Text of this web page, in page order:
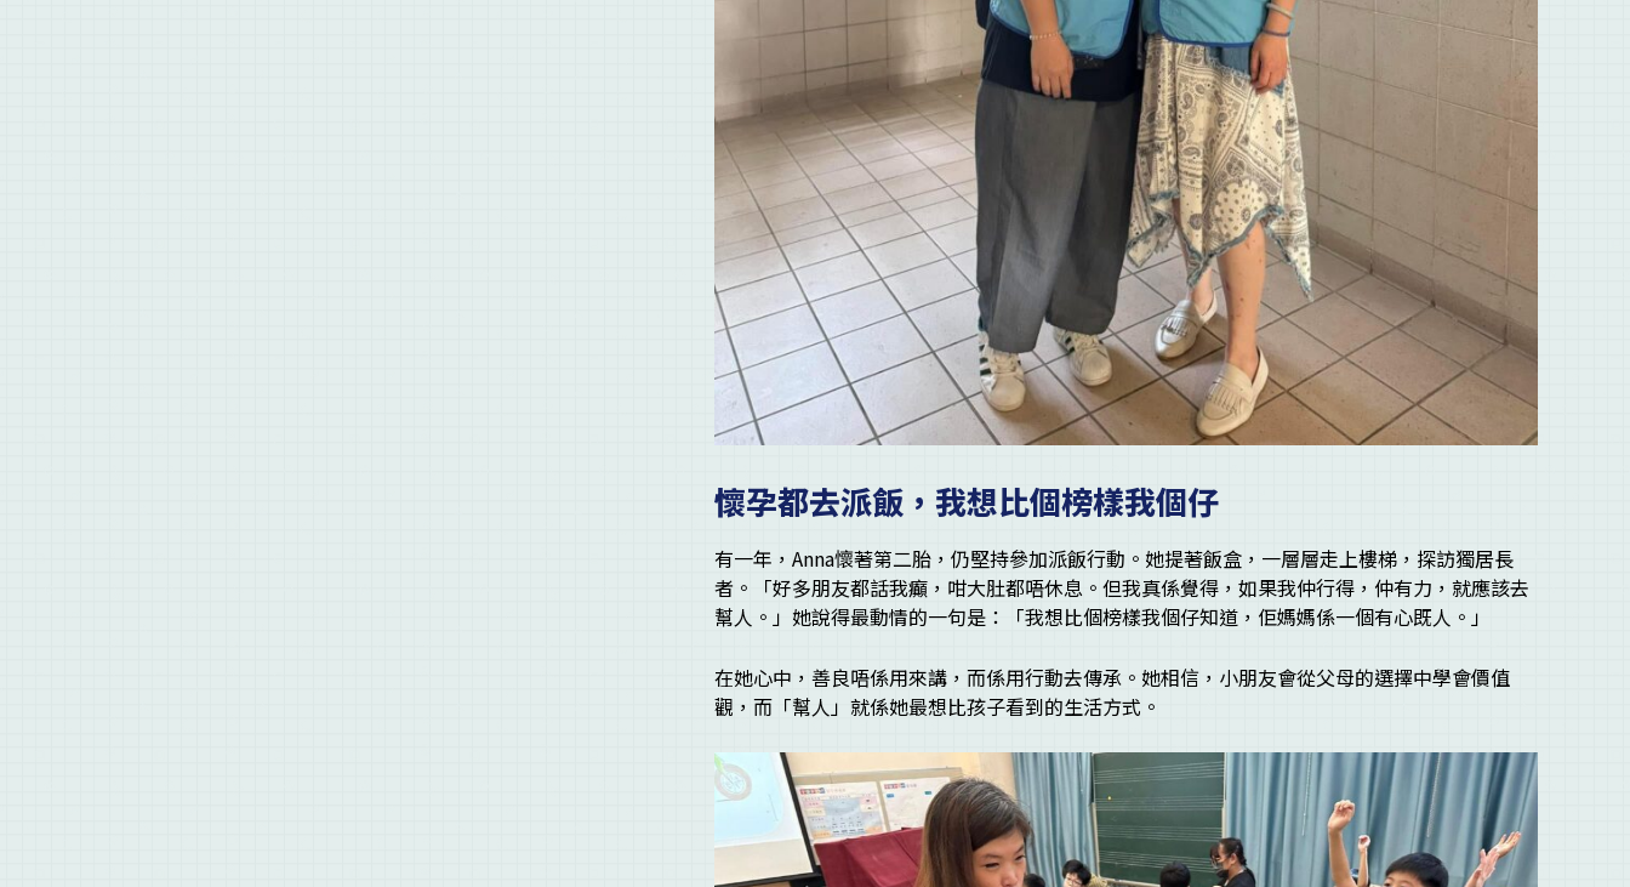
懷孕都去派飯，我想比個榜樣我個仔
有一年，Anna懷著第二胎，仍堅持參加派飯行動。她提著飯盒，一層層走上樓梯，探訪獨居長
者。「好多朋友都話我癲，咁大肚都唔休息。但我真係覺得，如果我仲行得，仲有力，就應該去
幫人。」她說得最動情的一句是：「我想比個榜樣我個仔知道，佢媽媽係一個有心既人。」
在她心中，善良唔係用來講，而係用行動去傳承。她相信，小朋友會從父母的選擇中學會價值
觀，而「幫人」就係她最想比孩子看到的生活方式。